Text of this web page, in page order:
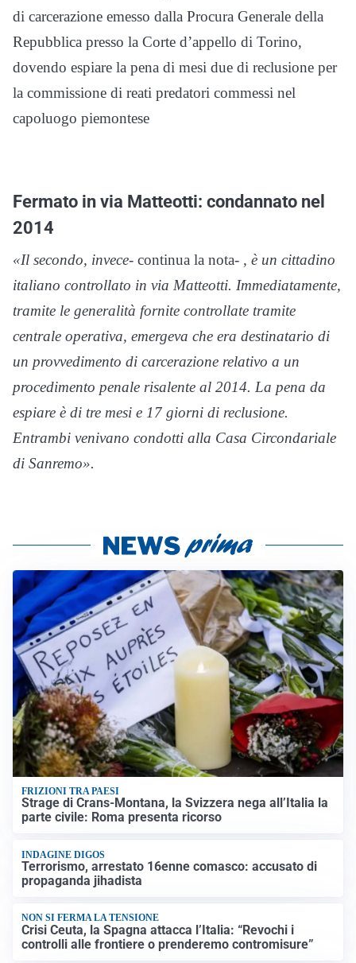
di carcerazione emesso dalla Procura Generale della
Repubblica presso la Corte d’appello di Torino,
dovendo espiare la pena di mesi due di reclusione per
la commissione di reati predatori commessi nel
capoluogo piemontese
Fermato in via Matteotti: condannato nel
2014
«Il secondo, invece- continua la nota- , è un cittadino
italiano controllato in via Matteotti. Immediatamente,
tramite le generalità fornite controllate tramite
centrale operativa, emergeva che era destinatario di
un provvedimento di carcerazione relativo a un
procedimento penale risalente al 2014. La pena da
espiare è di tre mesi e 17 giorni di reclusione.
Entrambi venivano condotti alla Casa Circondariale
di Sanremo».
FRIZIONI TRA PAESI
Strage di Crans-Montana, la Svizzera nega all’Italia la
parte civile: Roma presenta ricorso
INDAGINE DIGOS
Terrorismo, arrestato 16enne comasco: accusato di
propaganda jihadista
NON SI FERMA LA TENSIONE
Crisi Ceuta, la Spagna attacca l’Italia: “Revochi i
controlli alle frontiere o prenderemo contromisure”